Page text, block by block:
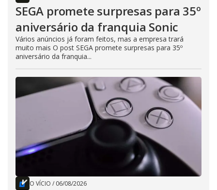
SEGA promete surpresas para 35º
aniversário da franquia Sonic
Vários anúncios já foram feitos, mas a empresa trará
muito mais O post SEGA promete surpresas para 35º
aniversário da franquia...
O VÍCIO / 06/08/2026